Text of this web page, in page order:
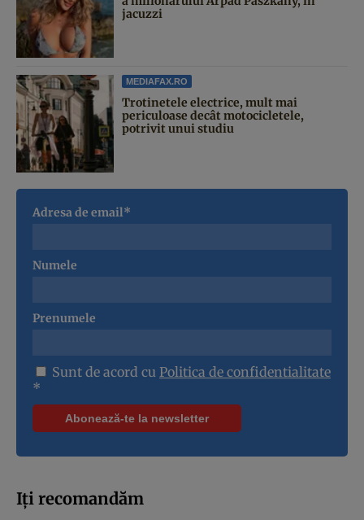
jacuzzi
MEDIAFAX.RO
Trotinetele electrice, mult mai
periculoase decât motocicletele,
potrivit unui studiu
Adresa de email*
Numele
Prenumele
Sunt de acord cu Politica de confidentialitate
*
Iți recomandăm